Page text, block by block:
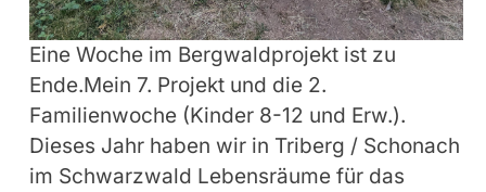
Eine Woche im Bergwaldprojekt ist zu
Ende.Mein 7. Projekt und die 2.
Familienwoche (Kinder 8-12 und Erw.).
Dieses Jahr haben wir in Triberg / Schonach
im Schwarzwald Lebensräume für das